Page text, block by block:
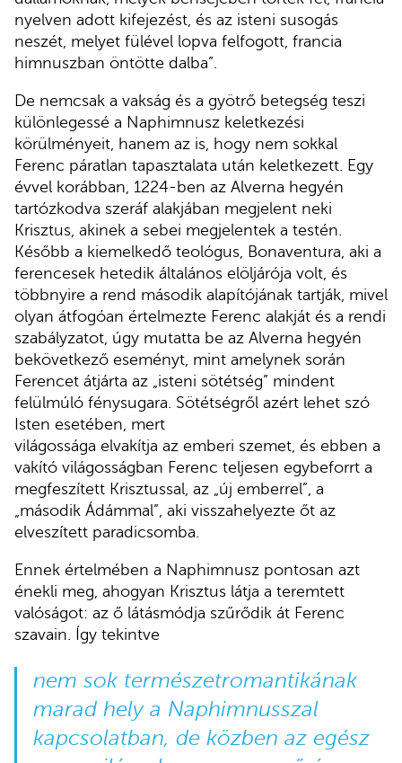
nyelven adott kifejezést, és az isteni susogás
neszét, melyet fülével lopva felfogott, francia
himnuszban öntötte dalba”.
De nemcsak a vakság és a gyötrő betegség teszi
különlegessé a Naphimnusz keletkezési
körülményeit, hanem az is, hogy nem sokkal
Ferenc páratlan tapasztalata után keletkezett. Egy
évvel korábban, 1224-ben az Alverna hegyén
tartózkodva szeráf alakjában megjelent neki
Krisztus, akinek a sebei megjelentek a testén.
Később a kiemelkedő teológus, Bonaventura, aki a
ferencesek hetedik általános elöljárója volt, és
többnyire a rend második alapítójának tartják, mivel
olyan átfogóan értelmezte Ferenc alakját és a rendi
szabályzatot, úgy mutatta be az Alverna hegyén
bekövetkező eseményt, mint amelynek során
Ferencet átjárta az „isteni sötétség” mindent
felülmúló fénysugara. Sötétségről azért lehet szó
Isten esetében, mert
világossága elvakítja az emberi szemet, és ebben a
vakító világosságban Ferenc teljesen egybeforrt a
megfeszített Krisztussal, az „új emberrel”, a
„második Ádámmal”, aki visszahelyezte őt az
elveszített paradicsomba.
Ennek értelmében a Naphimnusz pontosan azt
énekli meg, ahogyan Krisztus látja a teremtett
valóságot: az ő látásmódja szűrődik át Ferenc
szavain. Így tekintve
nem sok természetromantikának
marad hely a Naphimnusszal
kapcsolatban, de közben az egész